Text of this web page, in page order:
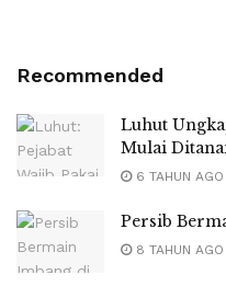
Recommended
Luhut
Mulai
6 TAHUN AGO
Persib
8 TAHUN AGO